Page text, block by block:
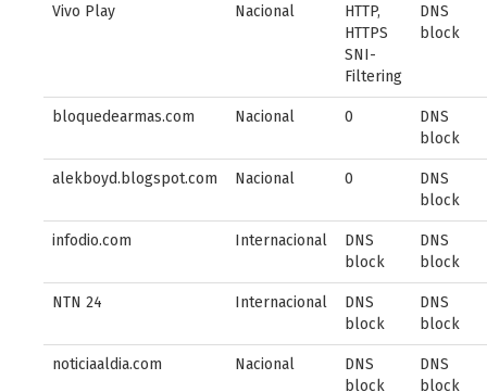
Vivo Play Nacional
HTTP,
HTTPS
SNI-
Filtering
DNS
block
bloquedearmas.com Nacional 0
DNS
block
alekboyd.blogspot.com Nacional 0
DNS
block
infodio.com Internacional
DNS
block
DNS
block
NTN 24 Internacional
DNS
block
DNS
block
noticiaaldia.com Nacional
DNS
block
DNS
block